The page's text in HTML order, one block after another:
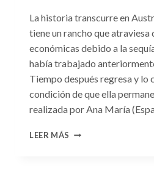
La historia transcurre en
tiene un rancho que
económicas debido a la
había trabajado
Tiempo después regresa y lo
condición de que ella
realizada por Ana María
LEER MÁS CONSULTA